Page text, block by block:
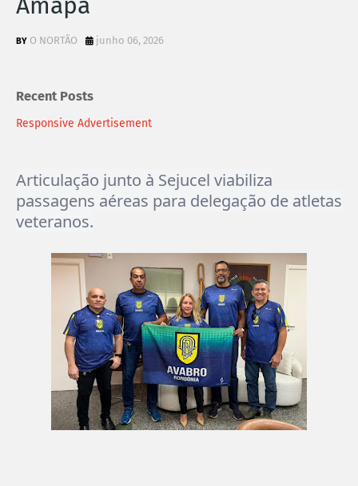
Amapá
O NORTÃO junho 06, 2026
Recent Posts
Responsive Advertisement
Articulação junto à Sejucel viabiliza
passagens aéreas para delegação de atletas
veteranos.